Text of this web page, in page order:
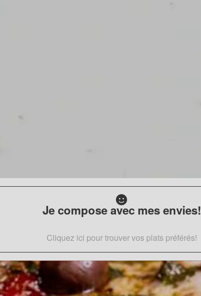
Je compose avec mes envies!
Cliquez ici pour trouver vos plats préférés!